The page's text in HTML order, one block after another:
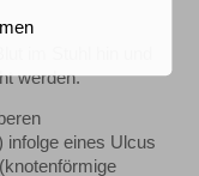
im Stuhl hin und
werden.
infolge eines Ulcus